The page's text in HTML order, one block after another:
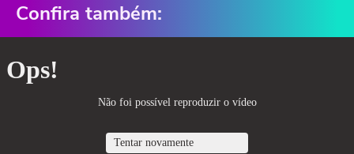
Confira também: